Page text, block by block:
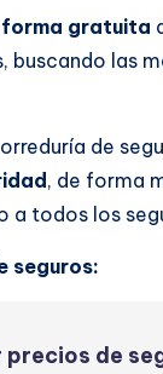
forma gratuita
buscando las
de
, de forma
a todos los
seguros:
precios de